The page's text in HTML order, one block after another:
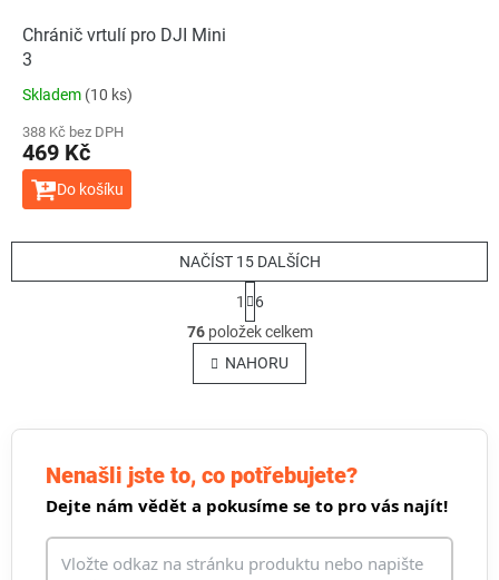
Chránič vrtulí pro DJI Mini
3
Skladem (10 ks)
388 Kč bez DPH
469 Kč
Do košíku
O
v
l
á
a
í
p
r
v
NAČÍST 15 DALŠÍCH
t
r
á
n
k
í
1
6
76položek celkem
NAHORU
Nenašli jste to, co potřebujete?
Dejte nám vědět a pokusíme se to pro vás najít!